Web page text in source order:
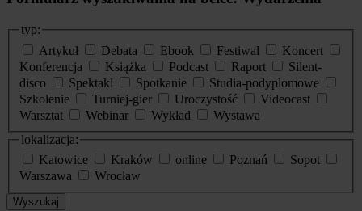
typ:
Artykuł
Debata Ebook Festiwal
Koncert
Konferencja
Książka Podcast Raport
Silent-
disco
Spektakl Spotkanie
Studia-podyplomowe
Szkolenie
Turniej-gier Uroczystość
Videocast
Warsztat
Webinar Wykład
Wystawa
lokalizacja:
Katowice
Kraków online Poznań
Sopot
Warszawa
Wrocław
Wyszukaj